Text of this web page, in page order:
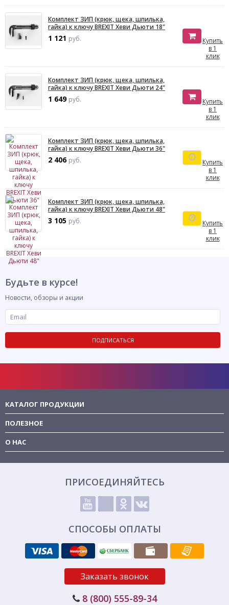
Комплект ЗИП (крюк, щека, шпилька,
гайка) к ключу BREXIT Хеви Дьюти 18"
1 121 руб.
Купить
в 1
клик
Комплект ЗИП (крюк, щека, шпилька,
гайка) к ключу BREXIT Хеви Дьюти 24"
1 649 руб.
Купить
в 1
клик
Комплект ЗИП (крюк, щека, шпилька,
гайка) к ключу BREXIT Хеви Дьюти 36"
2 406 руб.
Купить
в 1
клик
Комплект ЗИП (крюк, щека, шпилька,
гайка) к ключу BREXIT Хеви Дьюти 48"
3 105 руб.
Купить
в 1
клик
Будьте в курсе!
Новости, обзоры и акции
ПОДПИСАТЬСЯ
КАТАЛОГ ПРОДУКЦИИ
ПОЛЕЗНОЕ
О НАС
ПРИСОЕДИНЯЙТЕСЬ
СПОСОБЫ ОПЛАТЫ
Заказать звонок
8 (800) 555-89-34